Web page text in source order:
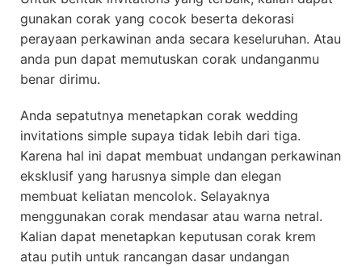
gunakan corak yang cocok beserta dekorasi
perayaan perkawinan anda secara keseluruhan. Atau
anda pun dapat memutuskan corak undanganmu
benar dirimu.
Anda sepatutnya menetapkan corak wedding
invitations simple supaya tidak lebih dari tiga.
Karena hal ini dapat membuat undangan perkawinan
eksklusif yang harusnya simple dan elegan
membuat keliatan mencolok. Selayaknya
menggunakan corak mendasar atau warna netral.
Kalian dapat menetapkan keputusan corak krem
atau putih untuk rancangan dasar undangan